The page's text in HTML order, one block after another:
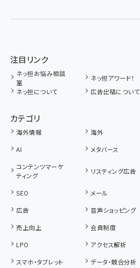
注目リンク
ネッ担お悩み相談
室
ネッ担アワード！
ネッ担について
広告出稿について
カテゴリ
海外情報 海外
AI
メタバース
コンテンツマーケ
ティング
リスティング広告
SEO メール
広告
音声ショッピング
売上向上
会員制度
LPO
アクセス解析
スマホ・タブレット
データ・競合分析